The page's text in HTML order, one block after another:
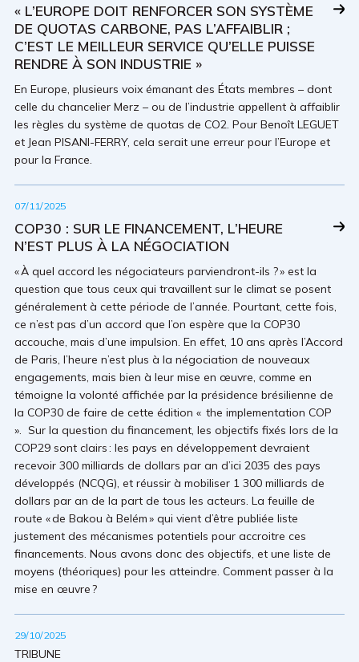
« L’EUROPE DOIT RENFORCER SON SYSTÈME
DE QUOTAS CARBONE, PAS L’AFFAIBLIR ;
C’EST LE MEILLEUR SERVICE QU’ELLE PUISSE
RENDRE À SON INDUSTRIE »
En Europe, plusieurs voix émanant des États membres – dont
celle du chancelier Merz – ou de l’industrie appellent à affaiblir
les règles du système de quotas de CO2. Pour Benoît LEGUET
et Jean PISANI-FERRY, cela serait une erreur pour l’Europe et
pour la France.
07/11/2025
COP30 : SUR LE FINANCEMENT, L’HEURE
N’EST PLUS À LA NÉGOCIATION
« À quel accord les négociateurs parviendront-ils ? » est la
question que tous ceux qui travaillent sur le climat se posent
généralement à cette période de l’année. Pourtant, cette fois,
ce n’est pas d’un accord que l’on espère que la COP30
accouche, mais d’une impulsion. En effet, 10 ans après l’Accord
de Paris, l’heure n’est plus à la négociation de nouveaux
engagements, mais bien à leur mise en œuvre, comme en
témoigne la volonté affichée par la présidence brésilienne de
la COP30 de faire de cette édition « the implementation COP
». Sur la question du financement, les objectifs fixés lors de la
COP29 sont clairs : les pays en développement devraient
recevoir 300 milliards de dollars par an d’ici 2035 des pays
développés (NCQG), et réussir à mobiliser 1 300 milliards de
dollars par an de la part de tous les acteurs. La feuille de
route « de Bakou à Belém » qui vient d’être publiée liste
justement des mécanismes potentiels pour accroitre ces
financements. Nous avons donc des objectifs, et une liste de
moyens (théoriques) pour les atteindre. Comment passer à la
mise en œuvre ?
29/10/2025
TRIBUNE